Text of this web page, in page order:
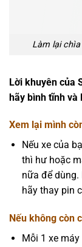
Làm lại
Lời khuyên của
hãy bình tĩnh và
Xem lại mình
Nếu xe của
thì hư hoặc
nữa để
hãy thay pin
Nếu không còn
Mỗi 1 xe